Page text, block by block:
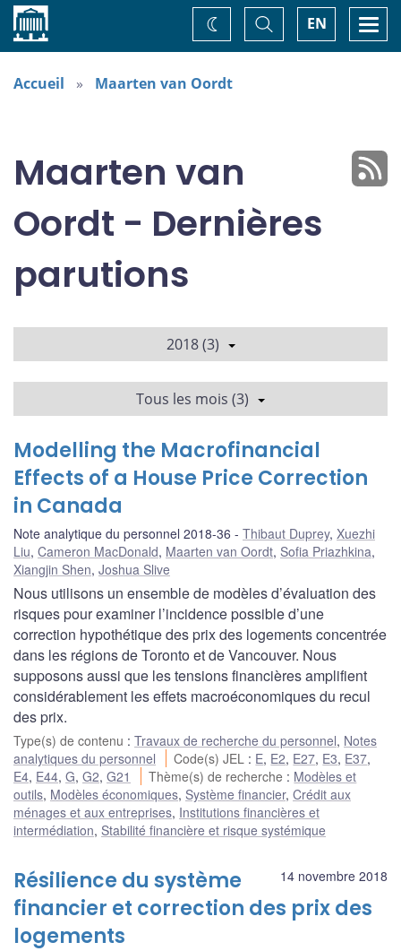
Accueil EN
Basculer
la
recherche
Changez
de
thème
Accueil Maarten van Oordt
Maarten van
Oordt - Dernières
parutions
2018 (3)
Tous les mois (3)
Modelling the Macrofinancial
Effects of a House Price Correction
in Canada
Note analytique du personnel 2018-36 Thibaut Duprey, Xuezhi
Liu, Cameron MacDonald, Maarten van Oordt, Sofia Priazhkina,
Xiangjin Shen, Joshua Slive
Nous utilisons un ensemble de modèles d’évaluation des
risques pour examiner l’incidence possible d’une
correction hypothétique des prix des logements concentrée
dans les régions de Toronto et de Vancouver. Nous
supposons aussi que les tensions financières amplifient
considérablement les effets macroéconomiques du recul
des prix.
Type(s) de contenu : Travaux de recherche du personnel, Notes
analytiques du personnel
Code(s) JEL : E, E2, E27, E3, E37,
E4, E44, G, G2, G21 Thème(s) de recherche : Modèles et
outils, Modèles économiques, Système financier, Crédit aux
ménages et aux entreprises, Institutions financières et
intermédiation, Stabilité financière et risque systémique
14 novembre 2018
Résilience du système
financier et correction des prix des
logements